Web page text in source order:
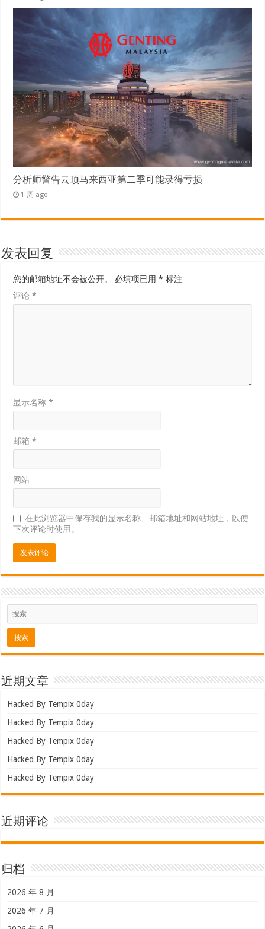
分析师警告云顶马来西亚第二季可能录得亏损
1 周 ago
发表回复
您的邮箱地址不会被公开。 必填项已用* 标注
评论*
显示名称*
邮箱*
网站
在此浏览器中保存我的显示名称、邮箱地址和网站地址，以便
下次评论时使用。
近期文章
Hacked By Tempix 0day
Hacked By Tempix 0day
Hacked By Tempix 0day
Hacked By Tempix 0day
Hacked By Tempix 0day
近期评论
归档
2026 年 8 月
2026 年 7 月